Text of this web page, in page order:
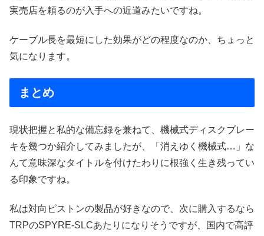
実売店を頼るのが入手への近道みたいですね。
ケーブル長を最短にした効果がどの程度なのか、ちょっと
気になります。
まとめ
現状把握と私的な備忘録を兼ねて、機械式ディスクブレー
キを幾つか紹介してみましたが、「消えゆく機械式…」な
んて意味深なタイトルを付けたわりに根強く生き残ってい
る印象ですね。
私は対向ピストンの製品が好きなので、次に購入するなら
TRPのSPYRE-SLCあたりになりそうですが、国内で高評